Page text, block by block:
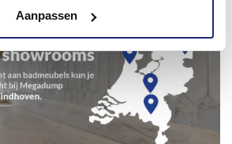
Aanpassen